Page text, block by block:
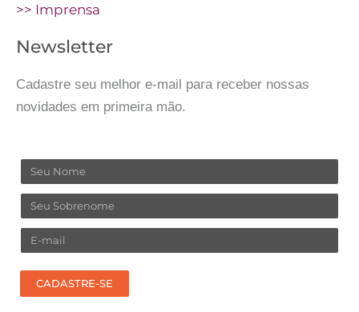
>> Imprensa
Newsletter
Cadastre seu melhor e-mail para receber nossas
novidades em primeira mão.
Nome
Sobrenome
Email
CADASTRE-SE